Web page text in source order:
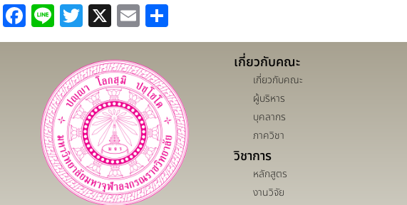
Facebook
LineTwitter
X Email
เกี่ยวกับคณะ
เกี่ยวกับคณะ
ผู้บริหาร
บุคลากร
ภาควิชา
วิชาการ
หลักสูตร
งานวิจัย